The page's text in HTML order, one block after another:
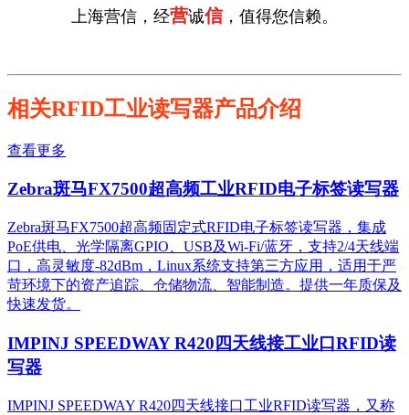
上海营信，经营诚信，值得您信赖。
相关RFID工业读写器产品介绍
查看更多
Zebra斑马FX7500超高频工业RFID电子标签读写器
Zebra斑马FX7500超高频固定式RFID电子标签读写器，集成
PoE供电、光学隔离GPIO、USB及Wi-Fi/蓝牙，支持2/4天线端
口，高灵敏度-82dBm，Linux系统支持第三方应用，适用于严
苛环境下的资产追踪、仓储物流、智能制造。提供一年质保及
快速发货。
IMPINJ SPEEDWAY R420四天线接工业口RFID读
写器
IMPINJ SPEEDWAY R420四天线接口工业RFID读写器，又称